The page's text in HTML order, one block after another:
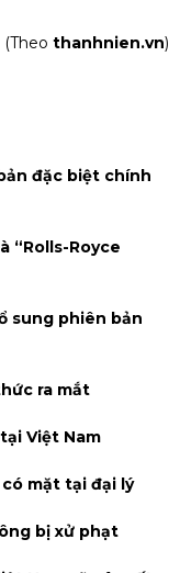
(Theo thanhnien.vn)
đặc biệt chính
“Rolls-Royce
sung phiên bản
ra mắt
Việt Nam
mặt tại đại lý
bị xử phạt